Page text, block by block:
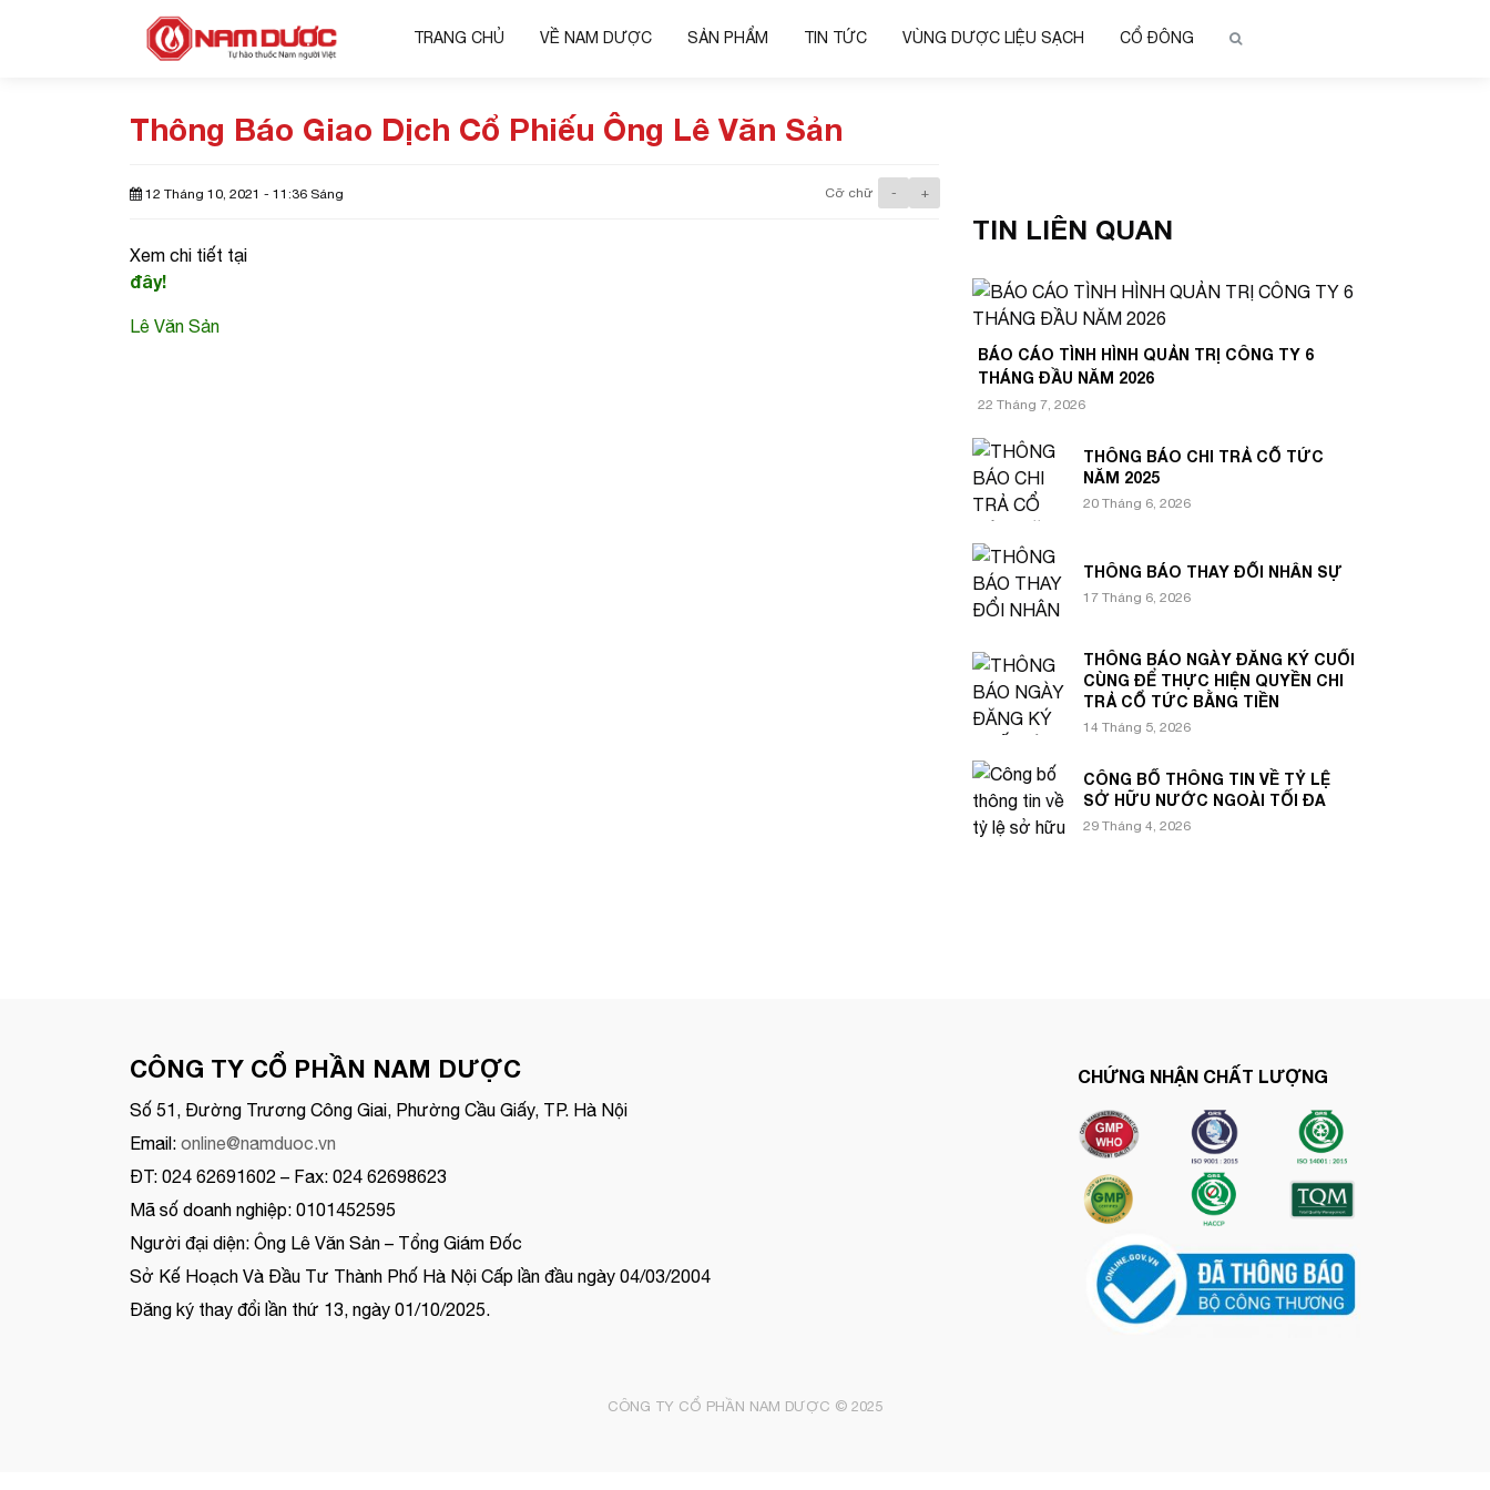
TRANG CHỦ VỀ NAM DƯỢC SẢN PHẨM TIN TỨC VÙNG DƯỢC LIỆU SẠCH CỔ ĐÔNG
Thông Báo Giao Dịch Cổ Phiếu Ông Lê Văn Sản
12 Tháng 10, 2021 - 11:36 Sáng Cỡ chữ - +
Xem chi tiết tại
đây!
Lê Văn Sản
TIN LIÊN QUAN
BÁO CÁO TÌNH HÌNH QUẢN TRỊ CÔNG TY 6
THÁNG ĐẦU NĂM 2026
22 Tháng 7, 2026
THÔNG BÁO CHI TRẢ CỔ TỨC
NĂM 2025
20 Tháng 6, 2026
THÔNG BÁO THAY ĐỔI NHÂN SỰ
17 Tháng 6, 2026
THÔNG BÁO NGÀY ĐĂNG KÝ CUỐI
CÙNG ĐỂ THỰC HIỆN QUYỀN CHI
TRẢ CỔ TỨC BẰNG TIỀN
14 Tháng 5, 2026
CÔNG BỐ THÔNG TIN VỀ TỶ LỆ
SỞ HỮU NƯỚC NGOÀI TỐI ĐA
29 Tháng 4, 2026
CÔNG TY CỔ PHẦN NAM DƯỢC
Số 51, Đường Trương Công Giai, Phường Cầu Giấy, TP. Hà Nội
Email: online@namduoc.vn
ĐT: 024 62691602 – Fax: 024 62698623
Mã số doanh nghiệp: 0101452595
Người đại diện: Ông Lê Văn Sản – Tổng Giám Đốc
Sở Kế Hoạch Và Đầu Tư Thành Phố Hà Nội Cấp lần đầu ngày 04/03/2004
Đăng ký thay đổi lần thứ 13, ngày 01/10/2025.
CHỨNG NHẬN CHẤT LƯỢNG
CÔNG TY CỔ PHẦN NAM DƯỢC © 2025